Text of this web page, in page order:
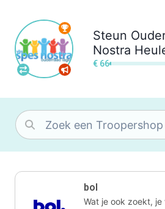
Steun
Nostra
€ 66
bol
Wat je ook zoekt,